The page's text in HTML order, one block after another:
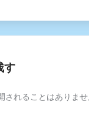
す
されることはありませ